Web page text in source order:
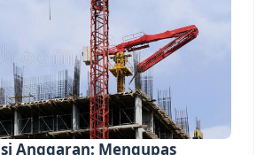
Anggaran: Mengupas